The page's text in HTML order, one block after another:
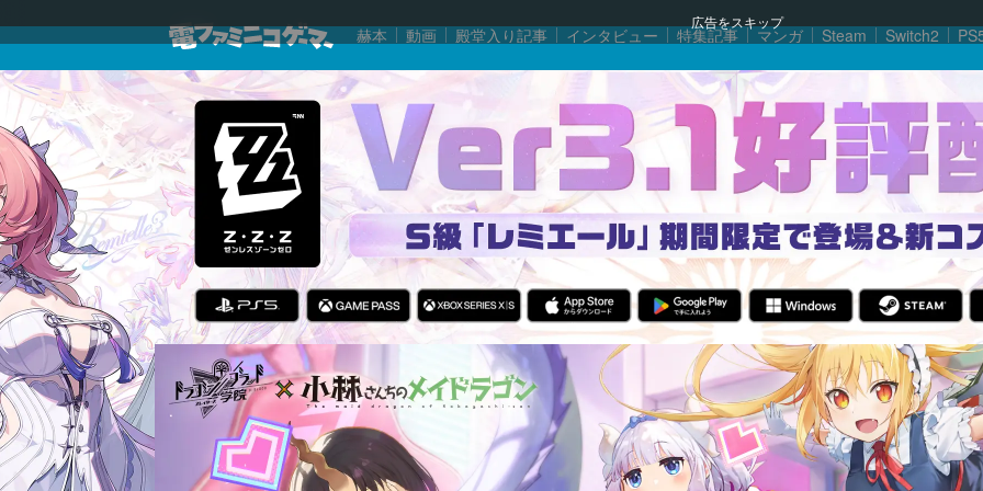
広告をスキップ
赫本 動画 殿堂入り記事 インタビュー 特集記事 マンガ Steam Switch2